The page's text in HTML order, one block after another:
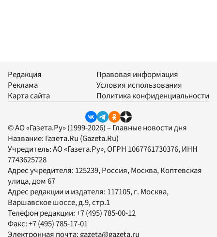
Редакция
Реклама
Карта сайта
Правовая информация
Условия использования
Политика конфиденциальности
© АО «Газета.Ру» (1999-2026) – Главные новости дня
Название: Газета.Ru (Gazeta.Ru)
Учредитель:АО «Газета.Ру», ОГРН 1067761730376, ИНН
7743625728
Адрес учредителя: 125239, Россия, Москва, Коптевская
улица, дом 67
Адрес редакции и издателя: 117105, г. Москва,
Варшавское шоссе, д.9, стр.1
Телефон редакции:+7 (495) 785-00-12
Факс:+7 (495) 785-17-01
Электронная почта: gazeta@gazeta.ru